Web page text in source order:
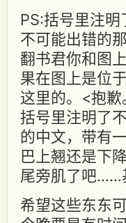
PS:括号里注
不可能出错的
翻书君你和图
果在图上是位
这里的。<抱
括号里注明了
的中文，带有
巴上翘还是下
尾旁肌了吧……
希望这些东东